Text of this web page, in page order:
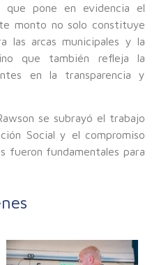
que pone en evidencia el
monto no solo constituye
las arcas municipales y la
que también refleja la
en la transparencia y
se subrayó el trabajo
Social y el compromiso
fueron fundamentales para